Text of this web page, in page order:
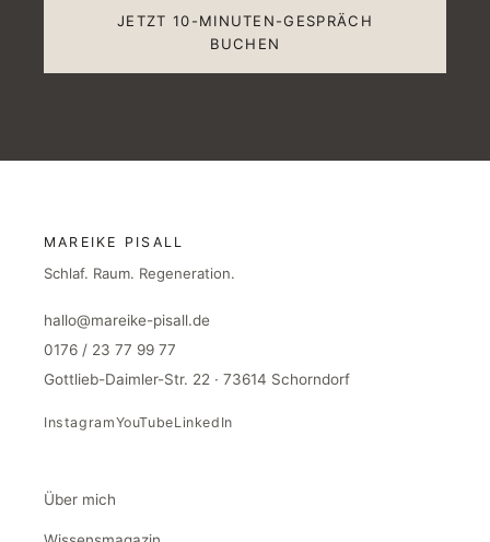
JETZT 10-MINUTEN-GESPRÄCH
BUCHEN
MAREIKE PISALL
Schlaf. Raum. Regeneration.
hallo@mareike-pisall.de
0176 / 23 77 99 77
Gottlieb-Daimler-Str. 22 · 73614 Schorndorf
InstagramYouTubeLinkedIn
Über mich